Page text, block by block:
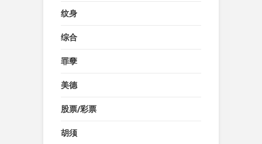
纹身
综合
罪孽
美德
股票/彩票
胡须